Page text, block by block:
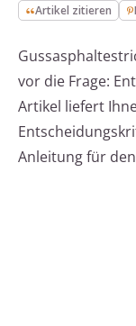
Artikel zitieren
vor die Frage:
Artikel liefert
Anleitung für